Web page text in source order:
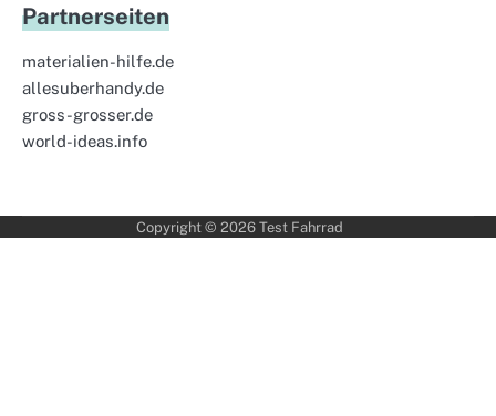
Partnerseiten
materialien-hilfe.de
allesuberhandy.de
gross-grosser.de
world-ideas.info
Copyright © 2026 Test Fahrrad